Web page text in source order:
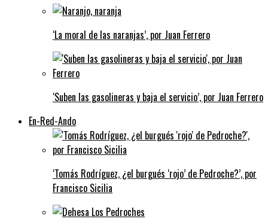
‘La moral de las naranjas’, por Juan Ferrero
‘Suben las gasolineras y baja el servicio’, por Juan Ferrero
En-Red-Ando
‘Tomás Rodríguez, ¿el burgués ‘rojo’ de Pedroche?’, por
Francisco Sicilia